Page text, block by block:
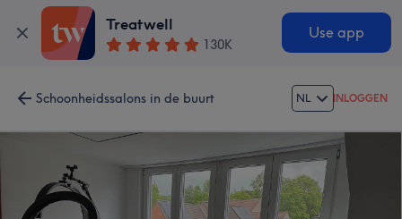
Treatwell
130K
Use app
Schoonheidssalons in de buurt NL INLOGGEN